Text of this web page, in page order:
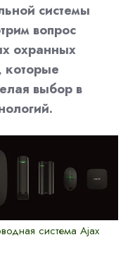
системы
вопрос
охранных
которые
выбор в
система Ajax